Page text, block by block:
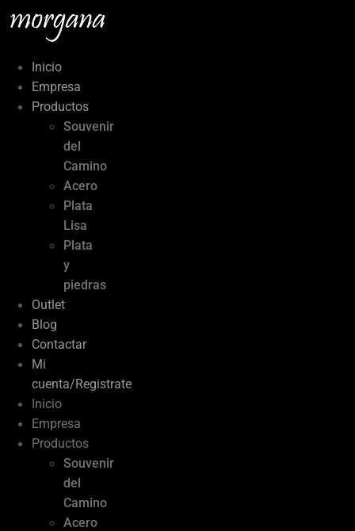
contenido
Inicio
Empresa
Productos
Souvenir
del
Camino
Acero
Plata
Lisa
Plata
y
piedras
Outlet
Blog
Contactar
Mi
cuenta/Registrate
Inicio
Empresa
Productos
Souvenir
del
Camino
Acero